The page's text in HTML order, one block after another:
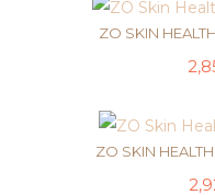
ZO SKIN
ZO SKIN